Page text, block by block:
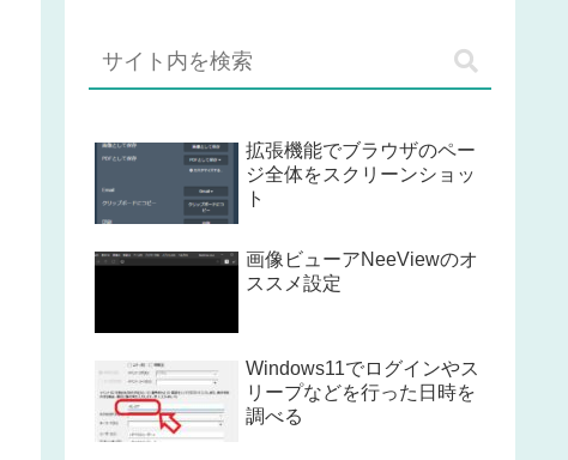
拡張機能でブラウザのペー
ジ全体をスクリーンショッ
ト
画像ビューアNeeViewのオ
ススメ設定
Windows11でログインやス
リープなどを行った日時を
調べる